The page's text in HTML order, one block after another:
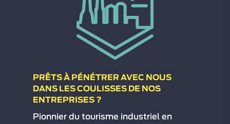
PRÊTS À PÉNÉTRER AVEC NOUS
DANS LES COULISSES DE NOS
ENTREPRISES ?
Pionnier du tourisme industriel en